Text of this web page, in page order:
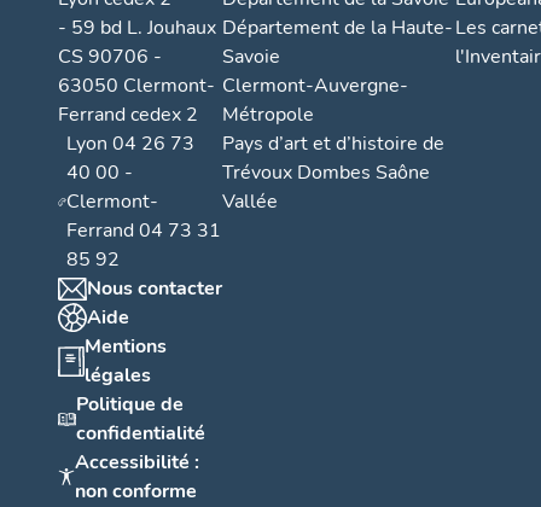
- 59 bd L. Jouhaux
CS 90706 -
63050 Clermont-
Ferrand cedex 2
Lyon 04 26 73
40 00 -
Clermont-
Ferrand 04 73 31
85 92
Nous contacter
Aide
Mentions
légales
Politique de
confidentialité
Accessibilité :
non conforme
Département de la Haute-
Savoie
Clermont-Auvergne-
Métropole
Pays d’art et d’histoire de
Trévoux Dombes Saône
Vallée
Les